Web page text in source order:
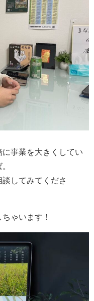
事業を大きくしてい
してみてくださ
ゃいます！